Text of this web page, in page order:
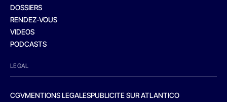
DOSSIERS
RENDEZ-VOUS
VIDEOS
PODCASTS
LEGAL
CGVMENTIONS LEGALESPUBLICITE SUR ATLANTICO